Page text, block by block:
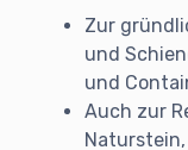
Zur
und
und
Auch zur